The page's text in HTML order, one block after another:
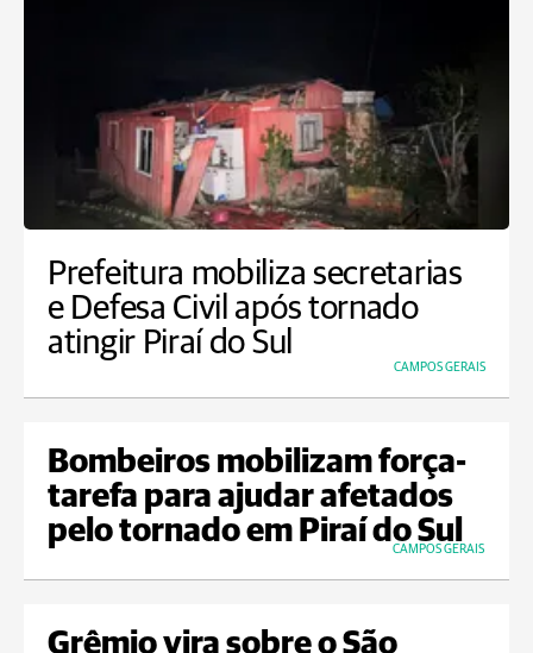
Prefeitura mobiliza secretarias
e Defesa Civil após tornado
atingir Piraí do Sul
CAMPOS GERAIS
Bombeiros mobilizam força-
tarefa para ajudar afetados
pelo tornado em Piraí do Sul
CAMPOS GERAIS
Grêmio vira sobre o São